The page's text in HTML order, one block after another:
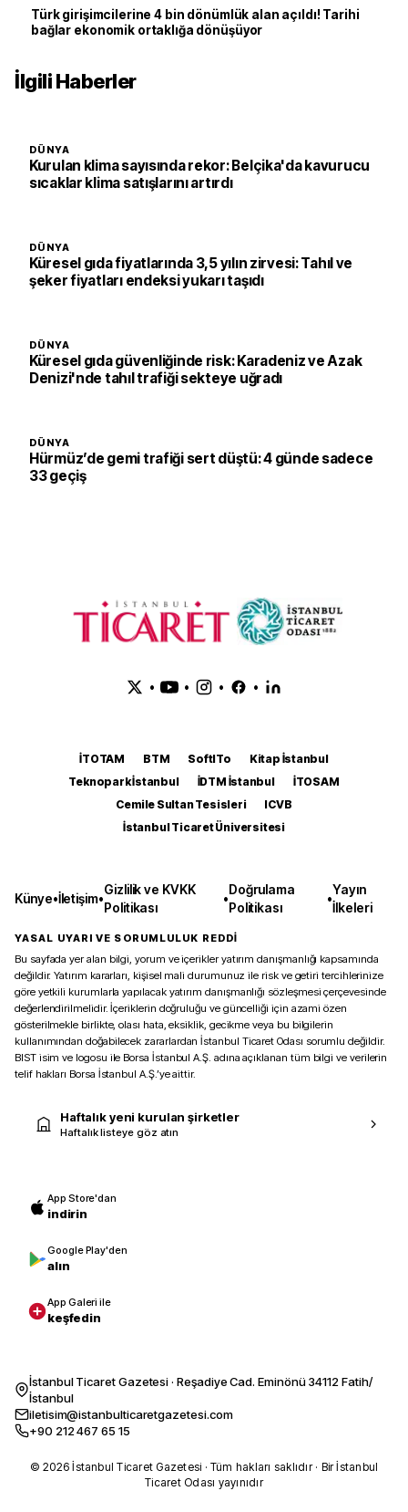
Türk girişimcilerine 4 bin dönümlük alan açıldı! Tarihi
bağlar ekonomik ortaklığa dönüşüyor
İlgili Haberler
DÜNYA
Kurulan klima sayısında rekor: Belçika'da kavurucu
sıcaklar klima satışlarını artırdı
DÜNYA
Küresel gıda fiyatlarında 3,5 yılın zirvesi: Tahıl ve
şeker fiyatları endeksi yukarı taşıdı
DÜNYA
Küresel gıda güvenliğinde risk: Karadeniz ve Azak
Denizi'nde tahıl trafiği sekteye uğradı
DÜNYA
Hürmüz’de gemi trafiği sert düştü: 4 günde sadece
33 geçiş
• • • •
İTOTAM BTM SoftITo
Kitap İstanbul
Teknopark İstanbul
İDTM İstanbul
İTOSAM
Cemile Sultan Tesisleri
ICVB
İstanbul Ticaret Üniversitesi
Künye•İletişim•
Gizlilik ve KVKK
Politikası
•
Doğrulama
Politikası
•
Yayın
İlkeleri
YASAL UYARI VE SORUMLULUK REDDİ
Bu sayfada yer alan bilgi, yorum ve içerikler yatırım danışmanlığı kapsamında
değildir. Yatırım kararları, kişisel mali durumunuz ile risk ve getiri tercihlerinize
göre yetkili kurumlarla yapılacak yatırım danışmanlığı sözleşmesi çerçevesinde
değerlendirilmelidir. İçeriklerin doğruluğu ve güncelliği için azami özen
gösterilmekle birlikte, olası hata, eksiklik, gecikme veya bu bilgilerin
kullanımından doğabilecek zararlardan İstanbul Ticaret Odası sorumlu değildir.
BIST isim ve logosu ile Borsa İstanbul A.Ş. adına açıklanan tüm bilgi ve verilerin
telif hakları Borsa İstanbul A.Ş.’ye aittir.
Haftalık yeni kurulan şirketler
Haftalık listeye göz atın
App Store'dan
indirin
Google Play'den
alın
App Galeri ile
keşfedin
İstanbul Ticaret Gazetesi · Reşadiye Cad. Eminönü 34112 Fatih/
İstanbul
iletisim@istanbulticaretgazetesi.com
+90 212 467 65 15
© 2026 İstanbul Ticaret Gazetesi · Tüm hakları saklıdır · Bir İstanbul
Ticaret Odası yayınıdır